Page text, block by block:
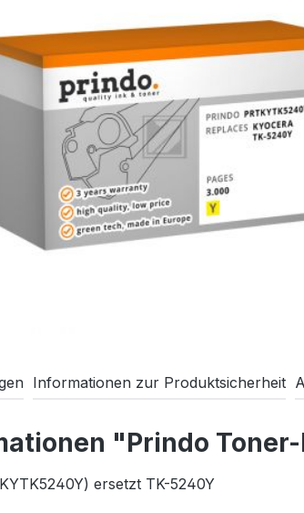
Informationen zur Produktsicherheit
"Prindo
ersetzt TK-5240Y